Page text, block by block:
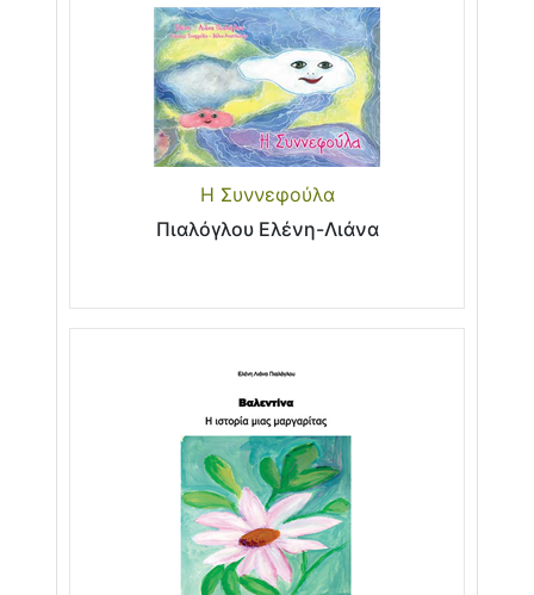
Η Συννεφούλα
Πιαλόγλου Ελένη-Λιάνα